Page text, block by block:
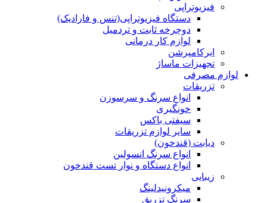
فیزیوتراپی
دستگاه فیزیوتراپی(تنس و فارادیک)
دوچرخه ثابت و تردمیل
لوازم کار درمانی
ایرکامپرشن
تجهیزات ماساژ
لوازم مصرفی
تزریقات
انواع سرنگ و سرسوزن
خونگیری
سیفتی باکس
سایر لوازم تزریقات
دیابت (قندخون)
انواع سرنگ انسولین
انواع دستگاه و نوار تست قندخون
زیبایی
میکرونیدلینگ
سرنگ تزریق